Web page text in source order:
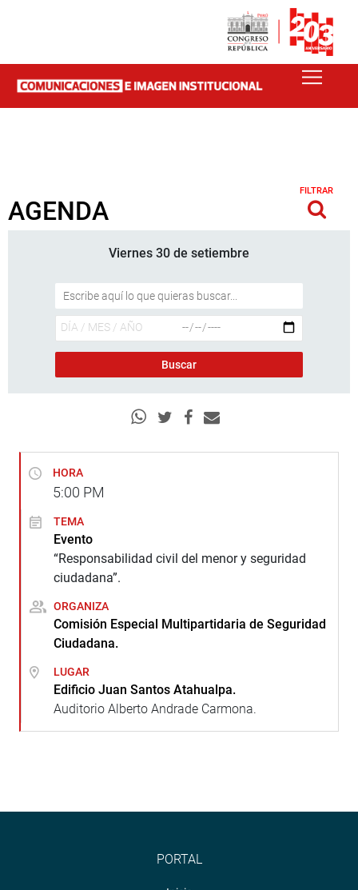
AGENDA
FILTRAR
Viernes 30 de setiembre
HORA
5:00 PM
TEMA
Evento
“Responsabilidad civil del menor y seguridad
ciudadana”.
ORGANIZA
Comisión Especial Multipartidaria de Seguridad
Ciudadana.
LUGAR
Edificio Juan Santos Atahualpa.
Auditorio Alberto Andrade Carmona.
PORTAL